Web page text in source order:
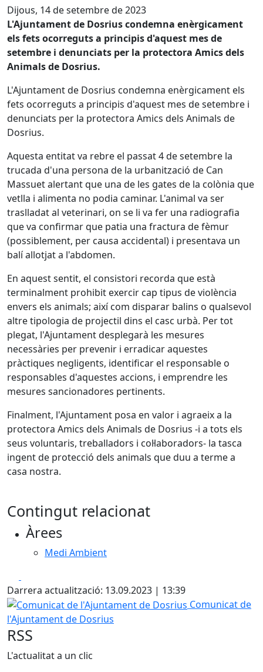
Dijous, 14 de setembre de 2023
L'Ajuntament de Dosrius condemna enèrgicament
els fets ocorreguts a principis d'aquest mes de
setembre i denunciats per la protectora Amics dels
Animals de Dosrius.
L'Ajuntament de Dosrius condemna enèrgicament els
fets ocorreguts a principis d'aquest mes de setembre i
denunciats per la protectora Amics dels Animals de
Dosrius.
Aquesta entitat va rebre el passat 4 de setembre la
trucada d'una persona de la urbanització de Can
Massuet alertant que una de les gates de la colònia que
vetlla i alimenta no podia caminar. L'animal va ser
traslladat al veterinari, on se li va fer una radiografia
que va confirmar que patia una fractura de fèmur
(possiblement, per causa accidental) i presentava un
balí allotjat a l'abdomen.
En aquest sentit, el consistori recorda que està
terminalment prohibit exercir cap tipus de violència
envers els animals; així com disparar balins o qualsevol
altre tipologia de projectil dins el casc urbà. Per tot
plegat, l'Ajuntament desplegarà les mesures
necessàries per prevenir i erradicar aquestes
pràctiques negligents, identificar el responsable o
responsables d'aquestes accions, i emprendre les
mesures sancionadores pertinents.
Finalment, l'Ajuntament posa en valor i agraeix a la
protectora Amics dels Animals de Dosrius -i a tots els
seus voluntaris, treballadors i col·laboradors- la tasca
ingent de protecció dels animals que duu a terme a
casa nostra.
Contingut relacionat
Àrees
Medi Ambient
Darrera actualització: 13.09.2023 | 13:39
Comunicat de l'Ajuntament de Dosrius
Comunicat de
l'Ajuntament de Dosrius
RSS
L'actualitat a un clic